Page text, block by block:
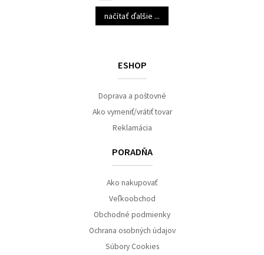
načítať ďalšie ...
ESHOP
Doprava a poštovné
Ako vymeniť/vrátiť tovar
Reklamácia
PORADŇA
Ako nakupovať
Veľkoobchod
Obchodné podmienky
Ochrana osobných údajov
Súbory Cookies